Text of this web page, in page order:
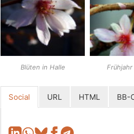
Blüten in Halle Frühjahr
Social URL HTML BB-